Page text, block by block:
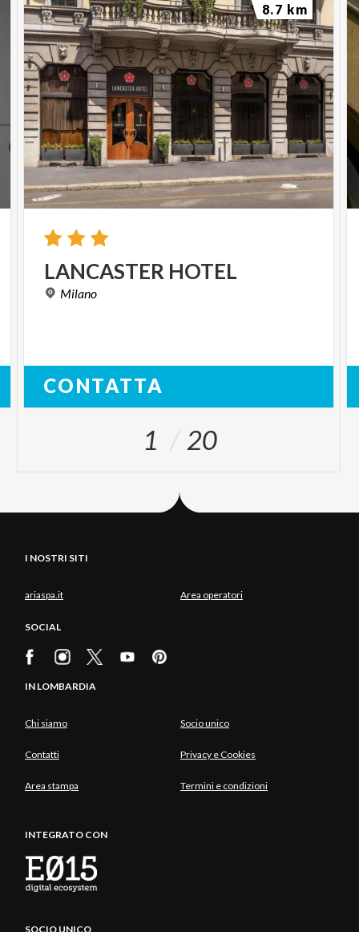
LANCASTER HOTEL
Milano
CONTATTA
8.7 km
1 20
I NOSTRI SITI
ariaspa.it Area operatori
SOCIAL
IN LOMBARDIA
Chi siamo Socio unico
Contatti Privacy e Cookies
Area stampa Termini e condizioni
INTEGRATO CON
SOCIO UNICO